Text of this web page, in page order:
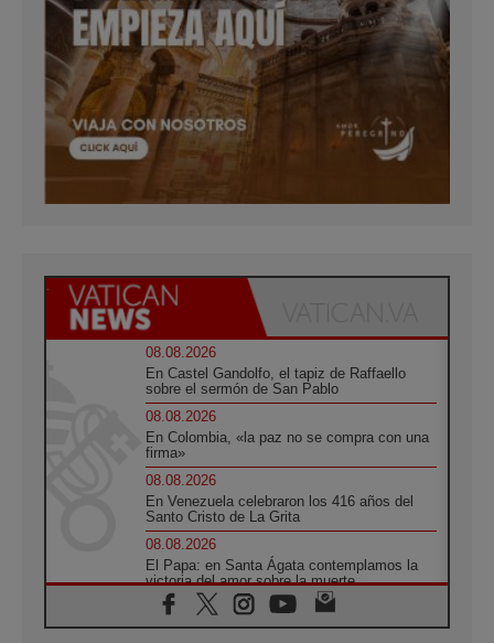
08.08.2026
En Castel Gandolfo, el tapiz de Raffaello
sobre el sermón de San Pablo
08.08.2026
En Colombia, «la paz no se compra con una
firma»
08.08.2026
En Venezuela celebraron los 416 años del
Santo Cristo de La Grita
08.08.2026
El Papa: en Santa Ágata contemplamos la
victoria del amor sobre la muerte
08.08.2026
León XIV visitará el Santuario de la Madre